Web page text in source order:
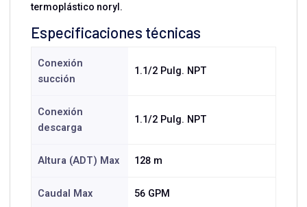
termoplástico noryl.
Especificaciones técnicas
Conexión
succión
1.1/2 Pulg. NPT
Conexión
descarga
1.1/2 Pulg. NPT
Altura (ADT) Max 128 m
Caudal Max 56 GPM